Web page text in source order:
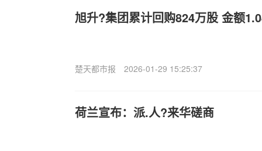
旭升?集团累计回购824万股 金额
楚天都市报 2026-01-29 15:25:37
荷兰宣布：派.人?来华磋商